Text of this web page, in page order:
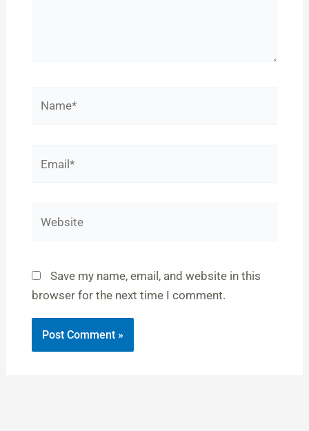
Save my name, email, and website in this
browser for the next time I comment.